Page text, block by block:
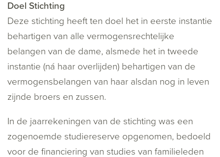
Doel Stichting
Deze stichting heeft ten doel het in eerste instantie
behartigen van alle vermogensrechtelijke
belangen van de dame, alsmede het in tweede
instantie (ná haar overlijden) behartigen van de
vermogensbelangen van haar alsdan nog in leven
zijnde broers en zussen.
In de jaarrekeningen van de stichting was een
zogenoemde studiereserve opgenomen, bedoeld
voor de financiering van studies van familieleden